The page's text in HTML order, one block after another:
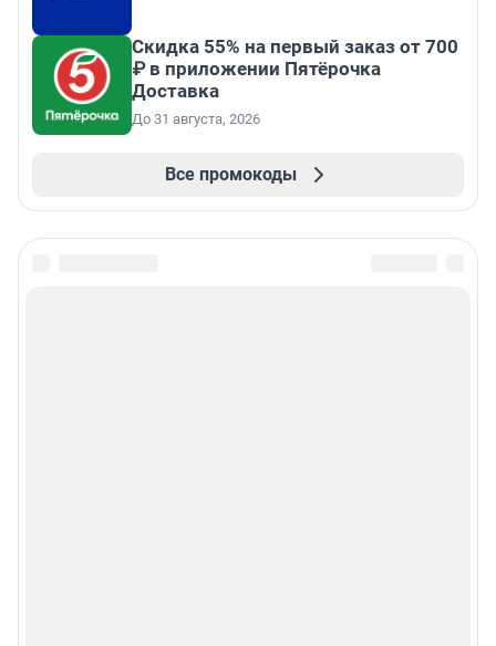
Скидка 55% на первый заказ от 700
₽ в приложении Пятёрочка
Доставка
До 31 августа, 2026
Все промокоды